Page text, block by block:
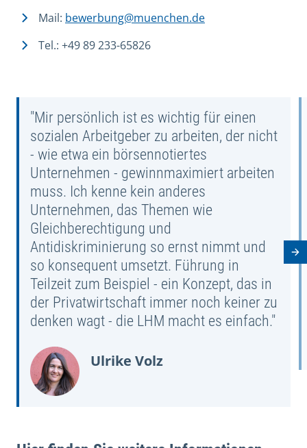
Mail: bewerbung@muenchen.de
Tel.: +49 89 233-65826
"Mir persönlich ist es wichtig für einen
sozialen Arbeitgeber zu arbeiten, der nicht
- wie etwa ein börsennotiertes
Unternehmen - gewinnmaximiert arbeiten
muss. Ich kenne kein anderes
Unternehmen, das Themen wie
Gleichberechtigung und
Antidiskriminierung so ernst nimmt und
so konsequent umsetzt. Führung in
Teilzeit zum Beispiel - ein Konzept, das in
der Privatwirtschaft immer noch keiner zu
denken wagt - die LHM macht es einfach."
Ulrike Volz